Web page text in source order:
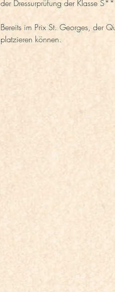
der Dressurprüfung der Klasse
Bereits im Prix St. Georges, der
platzieren können.